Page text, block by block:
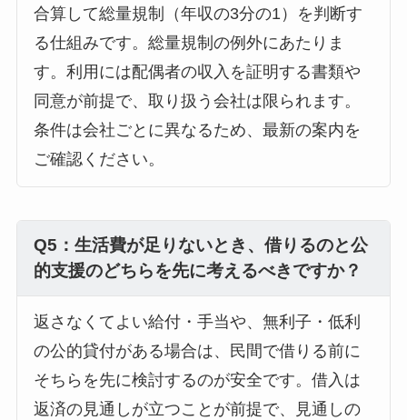
合算して総量規制（年収の3分の1）を判断す
る仕組みです。総量規制の例外にあたりま
す。利用には配偶者の収入を証明する書類や
同意が前提で、取り扱う会社は限られます。
条件は会社ごとに異なるため、最新の案内を
ご確認ください。
Q5：生活費が足りないとき、借りるのと公
的支援のどちらを先に考えるべきですか？
返さなくてよい給付・手当や、無利子・低利
の公的貸付がある場合は、民間で借りる前に
そちらを先に検討するのが安全です。借入は
返済の見通しが立つことが前提で、見通しの